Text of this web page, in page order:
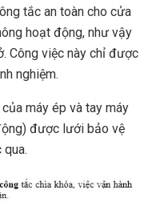
tắc an toàn cho cửa
hoạt động, như vậy
Công việc này chỉ được
nghiệm.
máy ép và tay máy
được lưới bảo vệ